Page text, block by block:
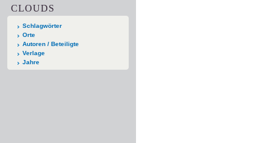
CLOUDS
Schlagwörter
Orte
Autoren / Beteiligte
Verlage
Jahre